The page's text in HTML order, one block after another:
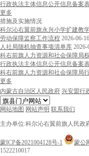
行政执法主体信息公开信息备案
更多
措施及实施情况
科尔沁右翼前旗永兴小学扩建教
劳动保障监察工作流程 2026-06-16
人社局随机抽查事项清单库 2026-
科右前旗人力资源和社会保障局
行政执法主体信息公开信息备案
科右前旗人力资源和社会保障局
更多
内蒙古自治区人民政府 兴安盟行
网站地图 网站声明 联系我们
主办单位:科尔沁右翼前旗人民政
蒙ICP备2021004128号-1 蒙公
1522210017